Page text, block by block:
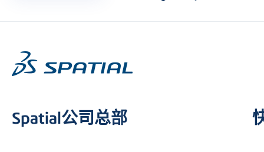
Spatial公司总部